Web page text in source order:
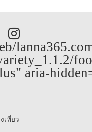
aria-
เที่ยว